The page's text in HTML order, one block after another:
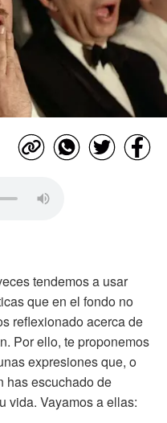
tendemos a usar
que en el fondo no
reflexionado acerca de
Por ello, te proponemos
expresiones que, o
has escuchado de
vida. Vayamos a ellas: